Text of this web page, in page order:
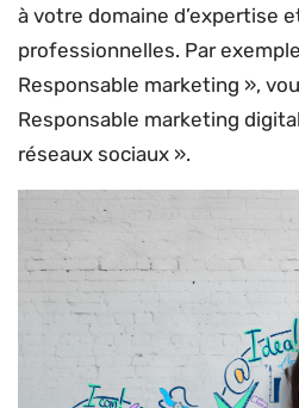
à votre domaine d’expertise
professionnelles. Par
Responsable marketing »,
Responsable marketing
réseaux sociaux ».